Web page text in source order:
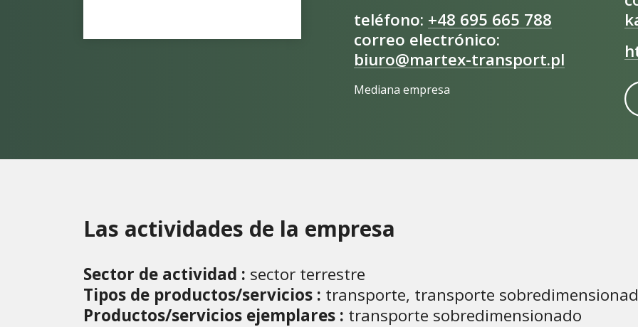
teléfono: +48 695 665 788
correo electrónico:
biuro@martex-transport.pl
Mediana empresa
Las actividades de la empresa
Sector de actividad : sector terrestre
Tipos de productos/servicios : transporte, transporte
Productos/servicios ejemplares : transporte sobredimensionado